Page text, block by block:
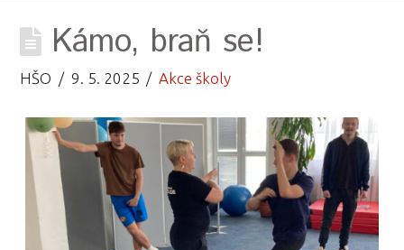
Kámo, braň se!
HŠO 9. 5. 2025 Akce školy